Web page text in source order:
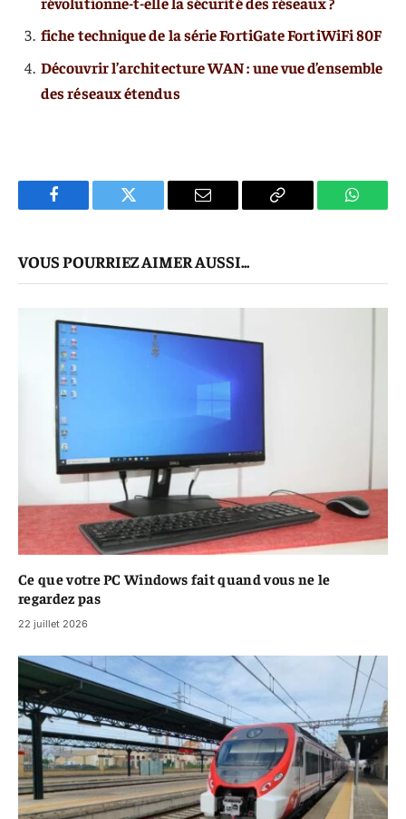
fiche technique de la série FortiGate FortiWiFi 80F
Découvrir l’architecture WAN : une vue d’ensemble
des réseaux étendus
Facebook Twitter
E-
Copier
VOUS POURRIEZ AIMER AUSSI...
Ce que votre PC Windows fait quand vous ne le
regardez pas
22 juillet 2026